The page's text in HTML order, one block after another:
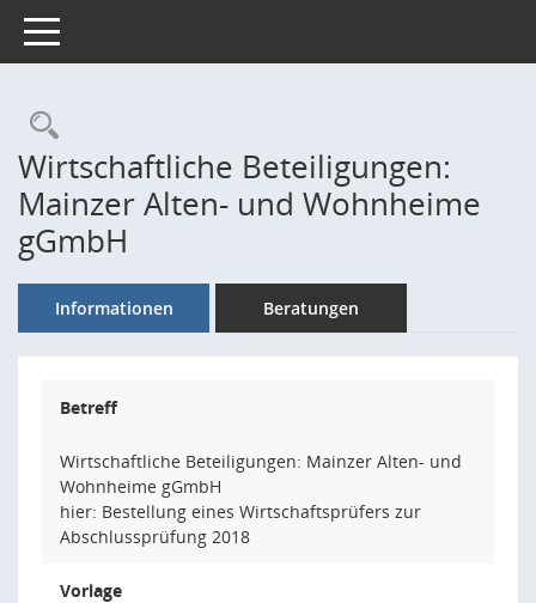
Toggle navigation
Rechercheauswahl
Wirtschaftliche Beteiligungen:
Mainzer Alten- und Wohnheime
gGmbH
Informationen Beratungen
Betreff
Wirtschaftliche Beteiligungen: Mainzer Alten- und
Wohnheime gGmbH
hier: Bestellung eines Wirtschaftsprüfers zur
Abschlussprüfung 2018
Vorlage